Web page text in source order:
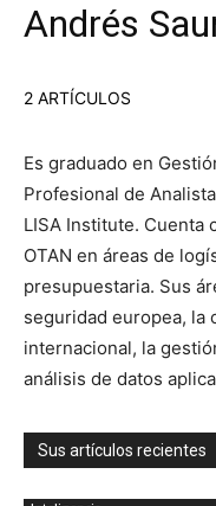
Andrés
2 ARTÍCULOS
Es graduado en
Profesional de
LISA Institute. Cuenta
OTAN en áreas de
presupuestaria. Sus
seguridad europea, la
internacional, la
análisis de datos
Sus artículos recientes